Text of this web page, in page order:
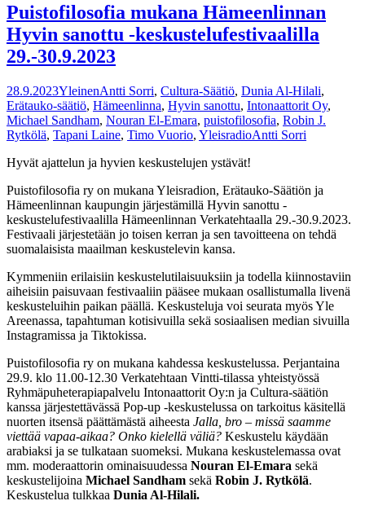
Puistofilosofia mukana Hämeenlinnan
Hyvin sanottu -keskustelufestivaalilla
29.-30.9.2023
28.9.2023YleinenAntti Sorri, Cultura-Säätiö, Dunia Al-Hilali,
Erätauko-säätiö, Hämeenlinna, Hyvin sanottu, Intonaattorit Oy,
Michael Sandham, Nouran El-Emara, puistofilosofia, Robin J.
Rytkölä, Tapani Laine, Timo Vuorio, YleisradioAntti Sorri
Hyvät ajattelun ja hyvien keskustelujen ystävät!
Puistofilosofia ry on mukana Yleisradion, Erätauko-Säätiön ja
Hämeenlinnan kaupungin järjestämillä Hyvin sanottu -
keskustelufestivaalilla Hämeenlinnan Verkatehtaalla 29.-30.9.2023.
Festivaali järjestetään jo toisen kerran ja sen tavoitteena on tehdä
suomalaisista maailman keskustelevin kansa.
Kymmeniin erilaisiin keskustelutilaisuuksiin ja todella kiinnostaviin
aiheisiin paisuvaan festivaaliin pääsee mukaan osallistumalla livenä
keskusteluihin paikan päällä. Keskusteluja voi seurata myös Yle
Areenassa, tapahtuman kotisivuilla sekä sosiaalisen median sivuilla
Instagramissa ja Tiktokissa.
Puistofilosofia ry on mukana kahdessa keskustelussa. Perjantaina
29.9. klo 11.00-12.30 Verkatehtaan Vintti-tilassa yhteistyössä
Ryhmäpuheterapiapalvelu Intonaattorit Oy:n ja Cultura-säätiön
kanssa järjestettävässä Pop-up -keskustelussa on tarkoitus käsitellä
nuorten itsensä päättämästä aiheesta Jalla, bro – missä saamme
viettää vapaa-aikaa? Onko kielellä väliä? Keskustelu käydään
arabiaksi ja se tulkataan suomeksi. Mukana keskustelemassa ovat
mm. moderaattorin ominaisuudessa Nouran El-Emara sekä
keskustelijoina Michael Sandham sekä Robin J. Rytkölä.
Keskustelua tulkkaa Dunia Al-Hilali.